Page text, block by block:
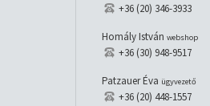
+36 (20) 346-3933
Homály István webshop
+36 (30) 948-9517
Patzauer Éva ügyvezető
+36 (20) 448-1557